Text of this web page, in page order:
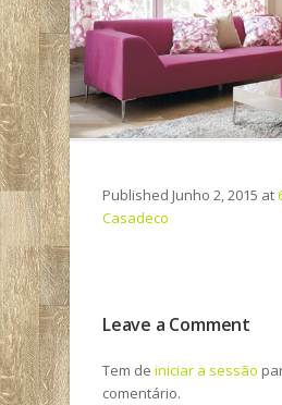
Published Junho 2, 2015 at
Casadeco
Leave a Comment
Tem de iniciar a sessão
comentário.